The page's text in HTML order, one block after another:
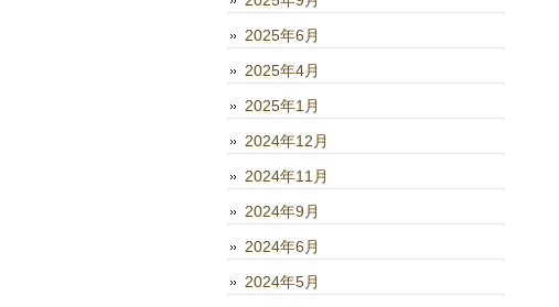
2025年6月
2025年4月
2025年1月
2024年12月
2024年11月
2024年9月
2024年6月
2024年5月